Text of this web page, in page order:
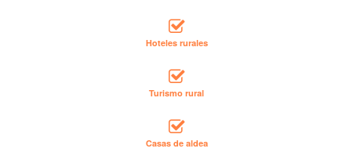
Hoteles rurales
Turismo rural
Casas de aldea